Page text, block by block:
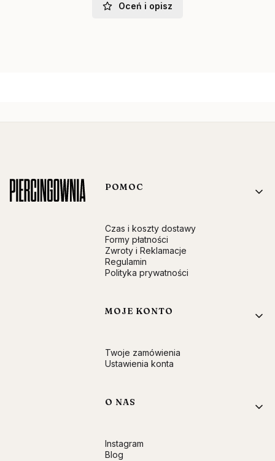
Oceń i opisz
Linki w stopce
POMOC
Czas i koszty dostawy
Formy płatności
Zwroty i Reklamacje
Regulamin
Polityka prywatności
MOJE KONTO
Twoje zamówienia
Ustawienia konta
O NAS
Instagram
Blog